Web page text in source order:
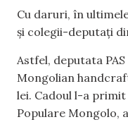
Cu daruri, în
și colegii-deputați
Astfel, deputata
Mongolian
lei. Cadoul l-a primit
Populare Mongolo,